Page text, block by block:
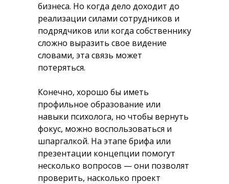
бизнеса. Но когда дело доходит до
реализации силами сотрудников и
подрядчиков или когда собственнику
сложно выразить свое видение
словами, эта связь может
потеряться.
Конечно, хорошо бы иметь
профильное образование или
навыки психолога, но чтобы вернуть
фокус, можно воспользоваться и
шпаргалкой. На этапе брифа или
презентации концепции помогут
несколько вопросов — они позволят
проверить, насколько проект